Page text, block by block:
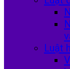
Luật